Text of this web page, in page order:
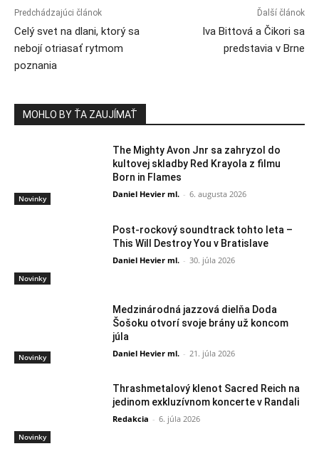
Predchádzajúci článok
Celý svet na dlani, ktorý sa
nebojí otriasať rytmom
poznania
Ďalší článok
Iva Bittová a Čikori sa
predstavia v Brne
MOHLO BY ŤA ZAUJÍMAŤ
Novinky
The Mighty Avon Jnr sa zahryzol do
kultovej skladby Red Krayola z filmu
Born in Flames
Daniel Hevier ml. - 6. augusta 2026
Novinky
Post-rockový soundtrack tohto leta –
This Will Destroy You v Bratislave
Daniel Hevier ml. - 30. júla 2026
Novinky
Medzinárodná jazzová dielňa Doda
Šošoku otvorí svoje brány už koncom
júla
Daniel Hevier ml. - 21. júla 2026
Novinky
Thrashmetalový klenot Sacred Reich na
jedinom exkluzívnom koncerte v Randali
Redakcia - 6. júla 2026